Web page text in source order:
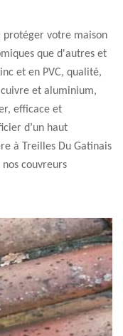
votre maison
que d'autres et
et en PVC, qualité,
et aluminium,
efficace et
d’un haut
à Treilles Du Gatinais
couvreurs